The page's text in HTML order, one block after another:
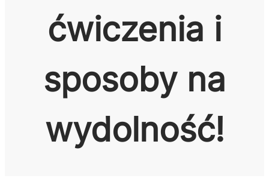
ćwiczenia i
sposoby na
wydolność!